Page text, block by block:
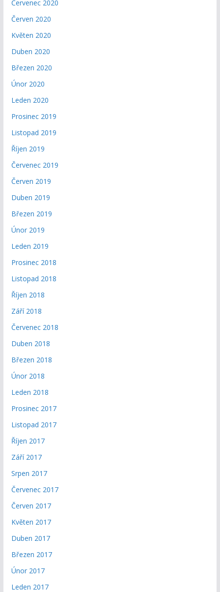
Červenec 2020
Červen 2020
Květen 2020
Duben 2020
Březen 2020
Únor 2020
Leden 2020
Prosinec 2019
Listopad 2019
Říjen 2019
Červenec 2019
Červen 2019
Duben 2019
Březen 2019
Únor 2019
Leden 2019
Prosinec 2018
Listopad 2018
Říjen 2018
Září 2018
Červenec 2018
Duben 2018
Březen 2018
Únor 2018
Leden 2018
Prosinec 2017
Listopad 2017
Říjen 2017
Září 2017
Srpen 2017
Červenec 2017
Červen 2017
Květen 2017
Duben 2017
Březen 2017
Únor 2017
Leden 2017